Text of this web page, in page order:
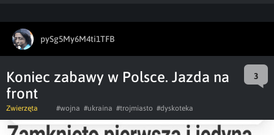
pySg5My6M4ti1TFB
Koniec zabawy w Polsce. Jazda na
front
3
Zwierzęta #wojna #ukraina #trojmiasto #dyskoteka